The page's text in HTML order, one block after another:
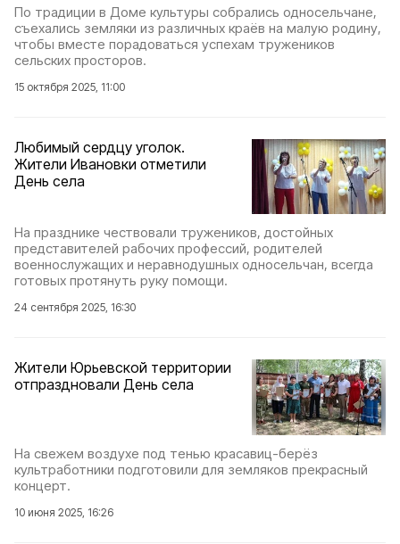
По традиции в Доме культуры собрались односельчане,
съехались земляки из различных краёв на малую родину,
чтобы вместе порадоваться успехам тружеников
сельских просторов.
15 октября 2025, 11:00
Любимый сердцу уголок.
Жители Ивановки отметили
День села
На празднике чествовали тружеников, достойных
представителей рабочих профессий, родителей
военнослужащих и неравнодушных односельчан, всегда
готовых протянуть руку помощи.
24 сентября 2025, 16:30
Жители Юрьевской территории
отпраздновали День села
На свежем воздухе под тенью красавиц-берёз
культработники подготовили для земляков прекрасный
концерт.
10 июня 2025, 16:26